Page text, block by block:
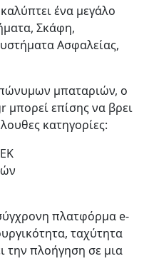
ένα μεγάλο
Σκάφη,
Ασφαλείας,
μπαταριών, ο
επίσης να βρει
κατηγορίες:
πλατφόρμα e-
ταχύτητα
την πλοήγηση σε μια